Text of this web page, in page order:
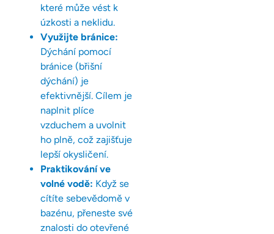
které může vést k
úzkosti a neklidu.
Využijte bránice:
Dýchání pomocí
bránice (břišní
dýchání) je
efektivnější. Cílem je
naplnit plíce
vzduchem a uvolnit
ho plně, což zajišťuje
lepší okysličení.
Praktikování ve
volné vodě: Když se
cítíte sebevědomě v
bazénu, přeneste své
znalosti do otevřené